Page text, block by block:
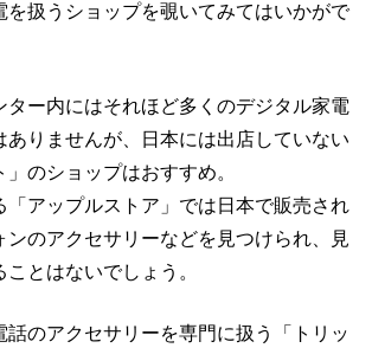
を扱うショップを覗いてみてはいかがで
ター内にはそれほど多くのデジタル家電
ありませんが、日本には出店していない
」のショップはおすすめ。
「アップルストア」では日本で販売され
ンのアクセサリーなどを見つけられ、見
とはないでしょう。
話のアクセサリーを専門に扱う「トリッ